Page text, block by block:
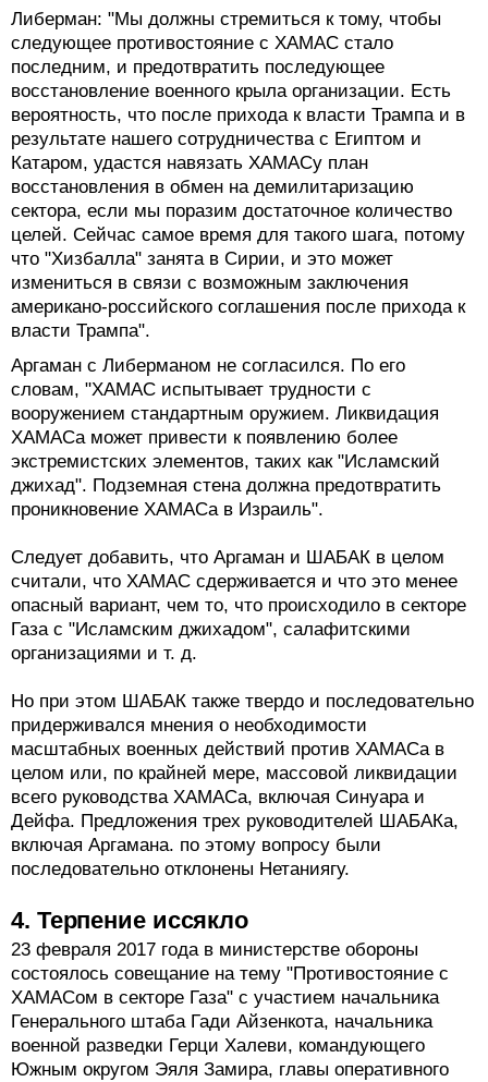
Либерман: "Мы должны стремиться к тому, чтобы
следующее противостояние с ХАМАС стало
последним, и предотвратить последующее
восстановление военного крыла организации. Есть
вероятность, что после прихода к власти Трампа и в
результате нашего сотрудничества с Египтом и
Катаром, удастся навязать ХАМАСу план
восстановления в обмен на демилитаризацию
сектора, если мы поразим достаточное количество
целей. Сейчас самое время для такого шага, потому
что "Хизбалла" занята в Сирии, и это может
измениться в связи с возможным заключения
американо-российского соглашения после прихода к
власти Трампа".
Аргаман с Либерманом не согласился. По его
словам, "ХАМАС испытывает трудности с
вооружением стандартным оружием. Ликвидация
ХАМАСа может привести к появлению более
экстремистских элементов, таких как "Исламский
джихад". Подземная стена должна предотвратить
проникновение ХАМАСа в Израиль".
Следует добавить, что Аргаман и ШАБАК в целом
считали, что ХАМАС сдерживается и что это менее
опасный вариант, чем то, что происходило в секторе
Газа с "Исламским джихадом", салафитскими
организациями и т. д.
Но при этом ШАБАК также твердо и последовательно
придерживался мнения о необходимости
масштабных военных действий против ХАМАСа в
целом или, по крайней мере, массовой ликвидации
всего руководства ХАМАСа, включая Синуара и
Дейфа. Предложения трех руководителей ШАБАКа,
включая Аргамана. по этому вопросу были
последовательно отклонены Нетаниягу.
4. Терпение иссякло
23 февраля 2017 года в министерстве обороны
состоялось совещание на тему "Противостояние с
ХАМАСом в секторе Газа" с участием начальника
Генерального штаба Гади Айзенкота, начальника
военной разведки Герци Халеви, командующего
Южным округом Эяля Замира, главы оперативного